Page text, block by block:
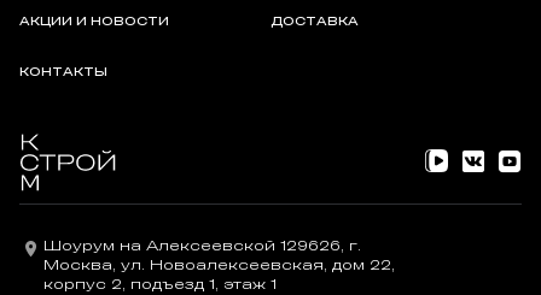
АКЦИИ И НОВОСТИ ДОСТАВКА
КОНТАКТЫ
Шоурум на Алексеевской 129626, г.
Москва, ул. Новоалексеевская, дом 22,
корпус 2, подъезд 1, этаж 1